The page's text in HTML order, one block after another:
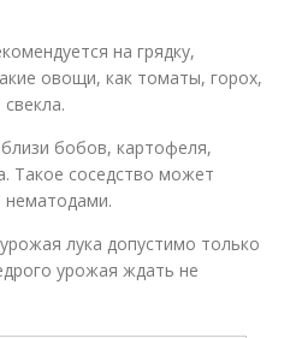
на грядку,
овощи, как томаты, горох,
бобов, картофеля,
Такое соседство может
нематодами.
лука допустимо только
урожая ждать не